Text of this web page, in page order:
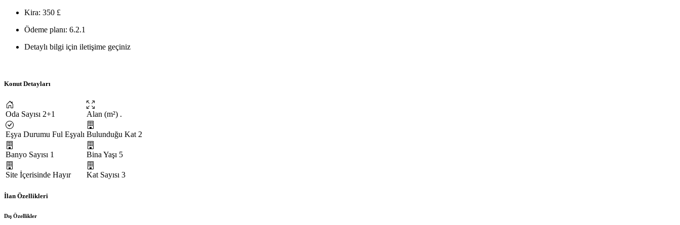
Kira: 350 £
Ödeme planı: 6.2.1
Detaylı bilgi için iletişime geçiniz
Konut Detayları
Oda Sayısı 2+1 Alan (m²) .
Eşya Durumu Ful Eşyalı Bulunduğu Kat 2
Banyo Sayısı 1 Bina Yaşı 5
Site İçerisinde Hayır Kat Sayısı 3
İlan Özellikleri
Dış Özellikler